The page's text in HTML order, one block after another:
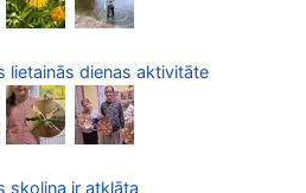
lietainās dienas aktivitāte
skoliņa ir atklāta